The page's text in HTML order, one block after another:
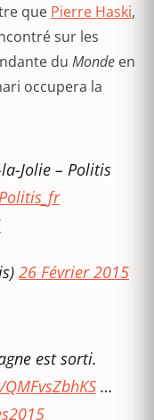
que Pierre Haski,
sur les
du Monde en
occupera la
Jolie – Politis
26 Février 2015
est sorti.
…